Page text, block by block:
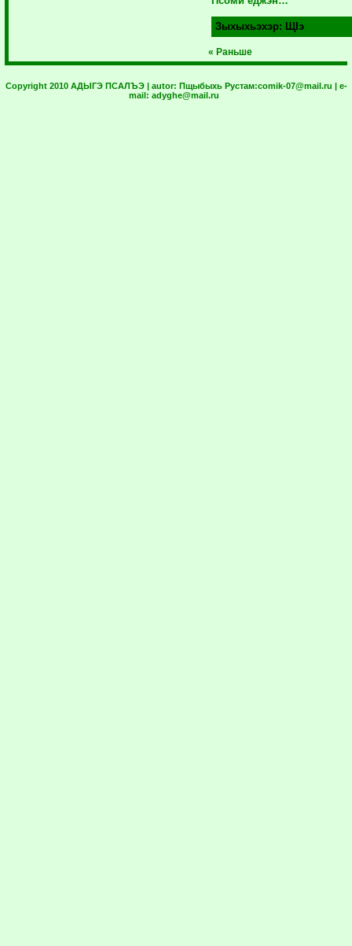
Зыхыхьэхэр: ЩIэ
« Раньше
Copyright 2010 АДЫГЭ ПСАЛЪЭ | autor: Пщыбыхь Рустам:comik-07@mail.ru | e-
mail: adyghe@mail.ru